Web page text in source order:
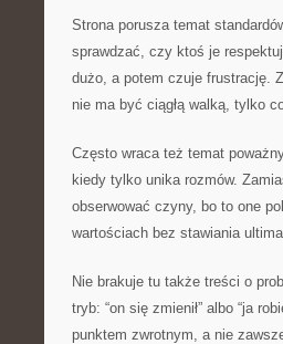
Strona porusza temat
sprawdzać, czy ktoś je
dużo, a potem czuje frustrację.
nie ma być ciągłą walką, tylko
Często wraca też temat
kiedy tylko unika rozmów.
obserwować czyny, bo to one
wartościach bez stawiania
Nie brakuje tu także treści o
tryb: “on się zmienił” albo “ja
punktem zwrotnym, a nie